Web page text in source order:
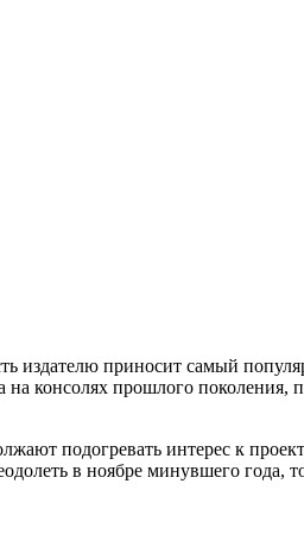
издателю приносит самый
консолях прошлого поколения,
подогревать интерес к
в ноябре минувшего года,